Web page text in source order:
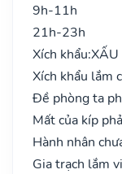
9h-11h
21h-23h
Xích khẩu:XẤU
Xích khẩu lắm
Đề phòng ta
Mất của kíp
Hành nhân
Gia trạch lắm